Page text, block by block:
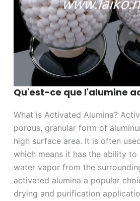
Qu'est-ce que l'alumine
What is Activated Alumina?
porous, granular form of
high surface area. It is often
which means it has the ability to
water vapor from the
activated alumina a popular
drying and purification